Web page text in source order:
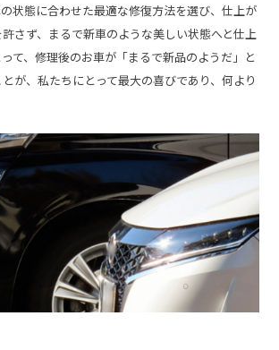
状態に合わせた最適な修復方法を選び、仕上が
さず、まるで新車のような美しい状態へと仕上
て、修理後のお車が「まるで新品のようだ」と
が、私たちにとって最大の喜びであり、何より